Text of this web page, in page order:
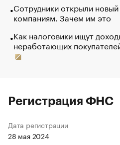
Сотрудники открыли
компаниям. Зачем им это
Как налоговики ищут
неработающих
Регистрация ФНС
Дата регистрации
28 мая 2024